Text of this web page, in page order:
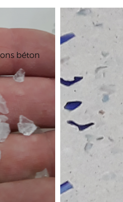
béton